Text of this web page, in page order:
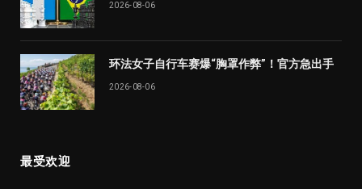
2026-08-06
环法女子自行车赛爆“胸罩作弊”！官方急出手
2026-08-06
最受欢迎